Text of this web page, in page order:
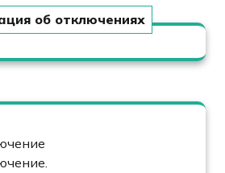
об отключениях